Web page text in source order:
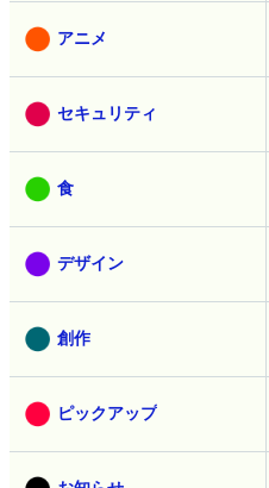
アニメ
セキュリティ
食
デザイン
創作
ピックアップ